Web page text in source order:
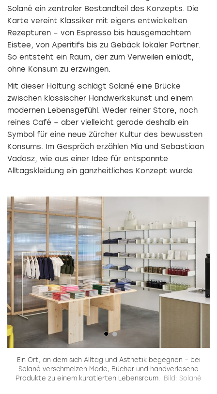
Solané ein zentraler Bestandteil des Konzepts. Die
Karte vereint Klassiker mit eigens entwickelten
Rezepturen – von Espresso bis hausgemachtem
Eistee, von Aperitifs bis zu Gebäck lokaler Partner.
So entsteht ein Raum, der zum Verweilen einlädt,
ohne Konsum zu erzwingen.
Mit dieser Haltung schlägt Solané eine Brücke
zwischen klassischer Handwerkskunst und einem
modernen Lebensgefühl. Weder reiner Store, noch
reines Café – aber vielleicht gerade deshalb ein
Symbol für eine neue Zürcher Kultur des bewussten
Konsums. Im Gespräch erzählen Mia und Sebastiaan
Vadasz, wie aus einer Idee für entspannte
Alltagskleidung ein ganzheitliches Konzept wurde.
Ein Ort, an dem sich Alltag und Ästhetik begegnen – bei
Solané verschmelzen Mode, Bücher und handverlesene
Produkte zu einem kuratierten Lebensraum.
Bild: Solané